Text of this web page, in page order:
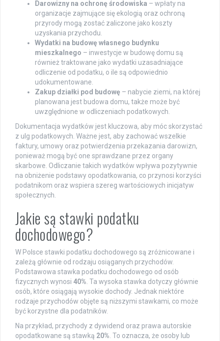
Darowizny na ochronę środowiska – wpłaty na
organizacje zajmujące się ekologią oraz ochroną
przyrody mogą zostać zaliczone jako koszty
uzyskania przychodu.
Wydatki na budowę własnego budynku
mieszkalnego – inwestycje w budowę domu są
również traktowane jako wydatki uzasadniające
odliczenie od podatku, o ile są odpowiednio
udokumentowane.
Zakup działki pod budowę – nabycie ziemi, na której
planowana jest budowa domu, także może być
uwzględnione w odliczeniach podatkowych.
Dokumentacja wydatków jest kluczowa, aby móc skorzystać
z ulg podatkowych. Ważne jest, aby zachować wszelkie
faktury, umowy oraz potwierdzenia przekazania darowizn,
ponieważ mogą być one sprawdzane przez organy
skarbowe. Odliczanie takich wydatków wpływa pozytywnie
na obniżenie podstawy opodatkowania, co przynosi korzyści
podatnikom oraz wspiera szereg wartościowych inicjatyw
społecznych.
Jakie są stawki podatku
dochodowego?
W Polsce stawki podatku dochodowego są zróżnicowane i
zależą głównie od rodzaju osiąganych przychodów.
Podstawowa stawka podatku dochodowego od osób
fizycznych wynosi 40% . Ta wysoka stawka dotyczy głównie
osób, które osiągają wysokie dochody. Jednak niektóre
rodzaje przychodów objęte są niższymi stawkami, co może
być korzystne dla podatników.
Na przykład, przychody z dywidend oraz prawa autorskie
opodatkowane są stawką 20% . To oznacza, że osoby lub